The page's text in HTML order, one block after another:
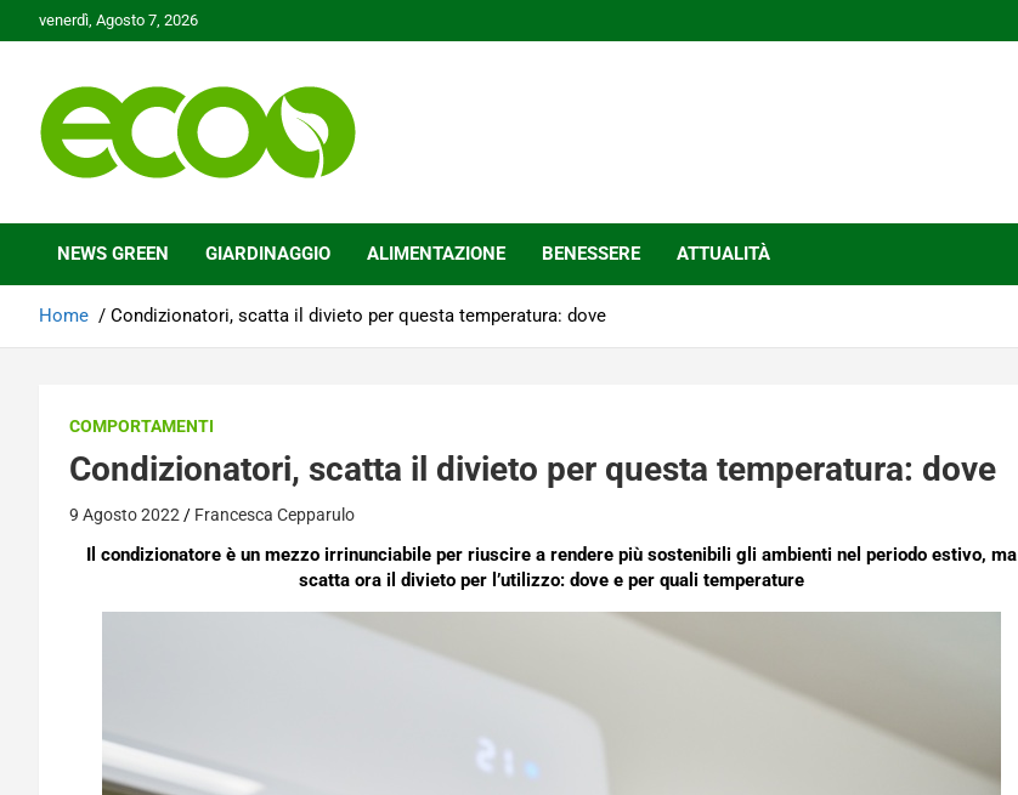
to
venerdì, Agosto 7, 2026
Ecoo.it
NEWS GREEN GIARDINAGGIO ALIMENTAZIONE BENESSERE ATTUALITÀ
Home Condizionatori, scatta il divieto per questa temperatura: dove
COMPORTAMENTI
Condizionatori, scatta il divieto per questa temperatura: dove
9 Agosto 2022 Francesca Cepparulo
Il condizionatore è un mezzo irrinunciabile per riuscire a rendere più sostenibili gli ambienti nel periodo estivo, ma
scatta ora il divieto per l’utilizzo: dove e per quali temperature